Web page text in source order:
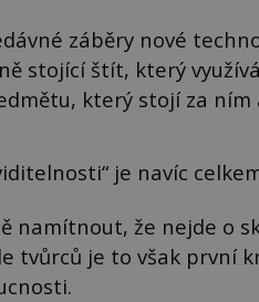
záběry nové
stojící štít, který
který stojí za
je navíc
namítnout, že nejde o
tvůrců je to však první